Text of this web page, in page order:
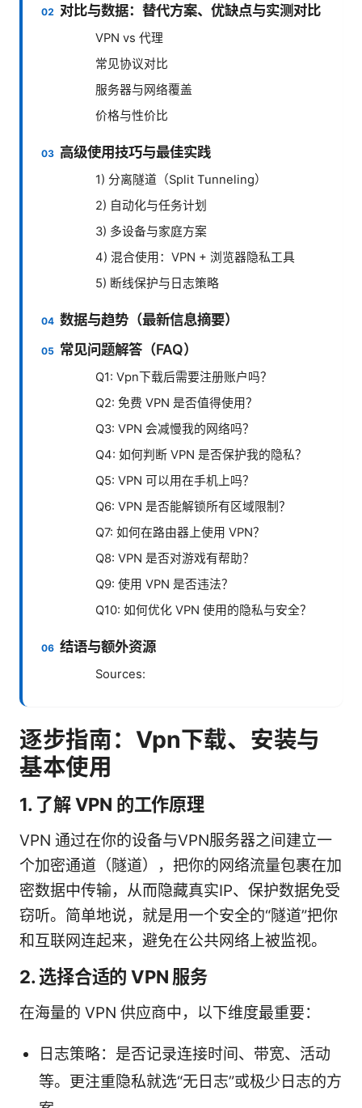
对比与数据：替代方案、优缺点与实测对比
VPN vs 代理
常见协议对比
服务器与网络覆盖
价格与性价比
高级使用技巧与最佳实践
1) 分离隧道（Split Tunneling）
2) 自动化与任务计划
3) 多设备与家庭方案
4) 混合使用：VPN + 浏览器隐私工具
5) 断线保护与日志策略
数据与趋势（最新信息摘要）
常见问题解答（FAQ）
Q1: Vpn下载后需要注册账户吗？
Q2: 免费 VPN 是否值得使用？
Q3: VPN 会减慢我的网络吗？
Q4: 如何判断 VPN 是否保护我的隐私？
Q5: VPN 可以用在手机上吗？
Q6: VPN 是否能解锁所有区域限制？
Q7: 如何在路由器上使用 VPN？
Q8: VPN 是否对游戏有帮助？
Q9: 使用 VPN 是否违法？
Q10: 如何优化 VPN 使用的隐私与安全？
结语与额外资源
Sources:
逐步指南：Vpn下载、安装与
基本使用
1. 了解 VPN 的工作原理
VPN 通过在你的设备与VPN服务器之间建立一
个加密通道（隧道），把你的网络流量包裹在加
密数据中传输，从而隐藏真实IP、保护数据免受
窃听。简单地说，就是用一个安全的“隧道”把你
和互联网连起来，避免在公共网络上被监视。
2. 选择合适的 VPN 服务
在海量的 VPN 供应商中，以下维度最重要：
日志策略：是否记录连接时间、带宽、活动
等。更注重隐私就选“无日志”或极少日志的方